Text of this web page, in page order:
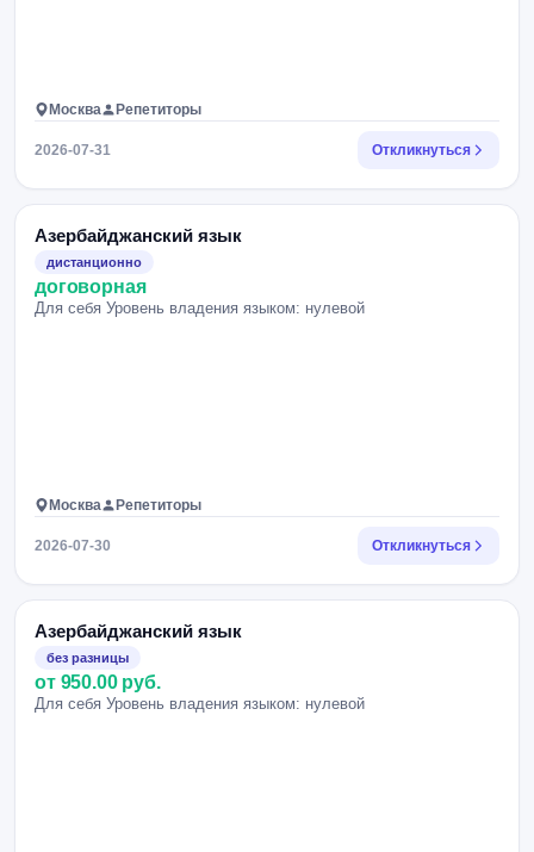
Москва Репетиторы
2026-07-31 Откликнуться
Азербайджанский язык
дистанционно
договорная
Для себя Уровень владения языком: нулевой
Москва Репетиторы
2026-07-30 Откликнуться
Азербайджанский язык
без разницы
от 950.00 руб.
Для себя Уровень владения языком: нулевой